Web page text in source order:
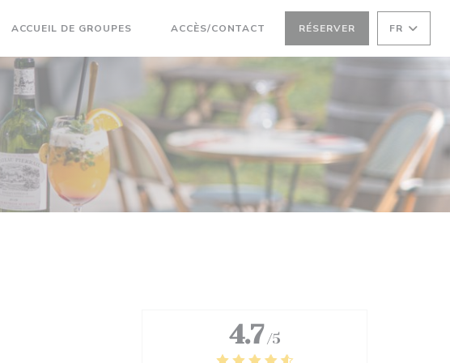
ACCUEIL DE GROUPES((OUVRE UNE NOUVELLE FENÊTRE))
ACCÈS/CONTACT RÉSERVER FR
4.7 /5